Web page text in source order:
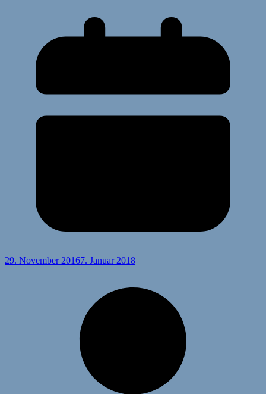
29. November 20167. Januar 2018